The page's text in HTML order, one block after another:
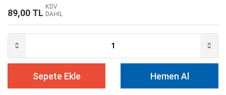
89,00 TL
KDV
DAHİL
Sepete Ekle Hemen Al